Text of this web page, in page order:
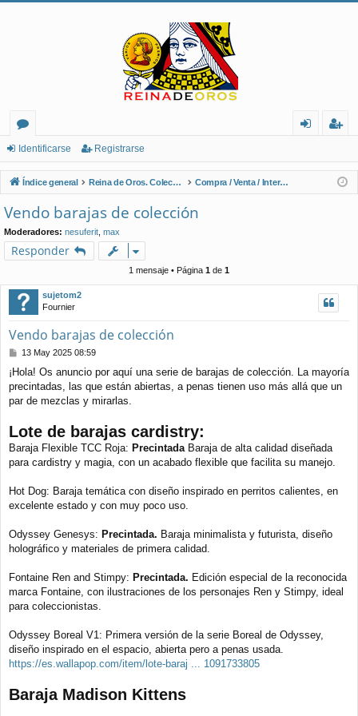
or
os
nt
ifi
ist
ra
Identificarse Registrarse
Índice general Reina de Oros. Coleccionistas de Naipes. Compra / Venta / Intercambio
Vendo barajas de colección
Moderadores: nesuferit max
Responder
1 mensaje • Página 1 de 1
sujetom2
Fournier
Vendo barajas de colección
M
n
s
a
13 May 2025 08:59
¡Hola! Os anuncio por aquí una serie de barajas de colección. La mayoría
precintadas, las que están abiertas, a penas tienen uso más allá que un
par de mezclas y mirarlas.
Lote de barajas cardistry:
Baraja Flexible TCC Roja: PrecintadaBaraja de alta calidad diseñada
para cardistry y magia, con un acabado flexible que facilita su manejo.
Hot Dog: Baraja temática con diseño inspirado en perritos calientes, en
excelente estado y con muy poco uso.
Odyssey Genesys: Precintada. Baraja minimalista y futurista, diseño
holográfico y materiales de primera calidad.
Fontaine Ren and Stimpy: Precintada. Edición especial de la reconocida
marca Fontaine, con ilustraciones de los personajes Ren y Stimpy, ideal
para coleccionistas.
Odyssey Boreal V1: Primera versión de la serie Boreal de Odyssey,
diseño inspirado en el espacio, abierta pero a penas usada.
https://es.wallapop.com/item/lote-baraj ... 1091733805
Baraja Madison Kittens